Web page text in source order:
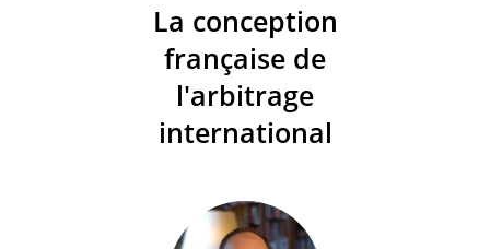
La conception
française de
l'arbitrage
international